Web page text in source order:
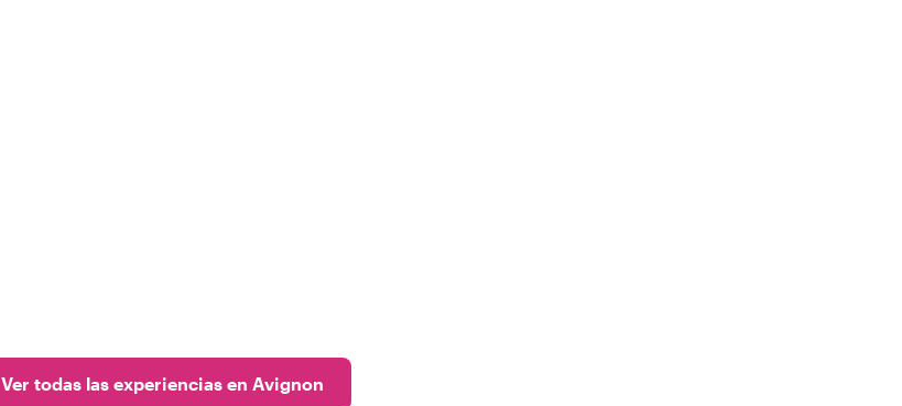
Ver todas las experiencias en Avignon